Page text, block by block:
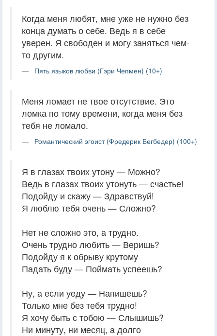
Когда меня любят, мне уже не нужно без
конца думать о себе. Ведь я в себе
уверен. Я свободен и могу заняться чем-
то другим.
Пять языков любви (Гэри Чепмен) (10+)
Меня ломает не твое отсутствие. Это
ломка по тому времени, когда меня без
тебя не ломало.
Романтический эгоист (Фредерик Бегбедер) (100+)
Я в глазах твоих утону — Можно?
Ведь в глазах твоих утонуть — счастье!
Подойду и скажу — Здравствуй!
Я люблю тебя очень — Сложно?
Нет не сложно это, а трудно.
Очень трудно любить — Веришь?
Подойду я к обрыву крутому
Падать буду — Поймать успеешь?
Ну, а если уеду — Напишешь?
Только мне без тебя трудно!
Я хочу быть с тобою — Слышишь?
Ни минуту, ни месяц, а долго